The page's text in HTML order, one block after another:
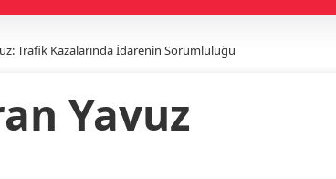
Trafik Kazalarında İdarenin Sorumluluğu
Yavuz